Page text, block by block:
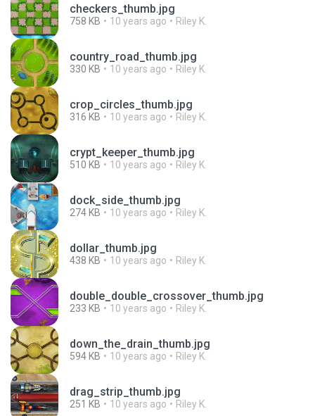
checkers_thumb.jpg
758 KB 10 years ago Riley K.
country_road_thumb.jpg
330 KB 10 years ago Riley K.
crop_circles_thumb.jpg
316 KB 10 years ago Riley K.
crypt_keeper_thumb.jpg
510 KB 10 years ago Riley K.
dock_side_thumb.jpg
274 KB 10 years ago Riley K.
dollar_thumb.jpg
438 KB 10 years ago Riley K.
double_double_crossover_thumb.jpg
233 KB 10 years ago Riley K.
down_the_drain_thumb.jpg
594 KB 10 years ago Riley K.
drag_strip_thumb.jpg
251 KB 10 years ago Riley K.